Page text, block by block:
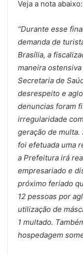
Veja a nota abaixo:
“Durante esse
demanda de
Brasília, a
maneira
Secretaria de
desrespeito e
denuncias foram
irregularidade
geração de multa.
foi efetuada uma
a Prefeitura irá
empresariado e
próximo feriado
12 pessoas por
utilização de
1 multado.
hospedagem